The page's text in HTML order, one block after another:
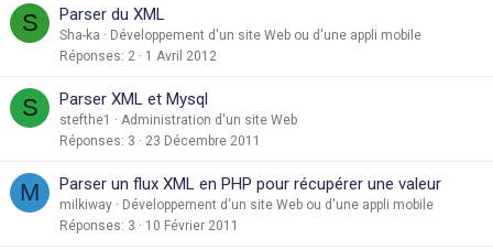
S Parser du XML
Sha-ka
Développement d'un site Web ou d'une appli mobile
Réponses 2 1 Avril 2012
S Parser XML et Mysql
stefthe1
Administration d'un site Web
Réponses 3 23 Décembre 2011
M Parser un flux XML en PHP pour récupérer une valeur
milkiway
Développement d'un site Web ou d'une appli mobile
Réponses 3 10 Février 2011